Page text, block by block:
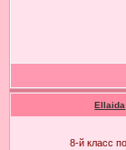
Ellaida
8-й класс